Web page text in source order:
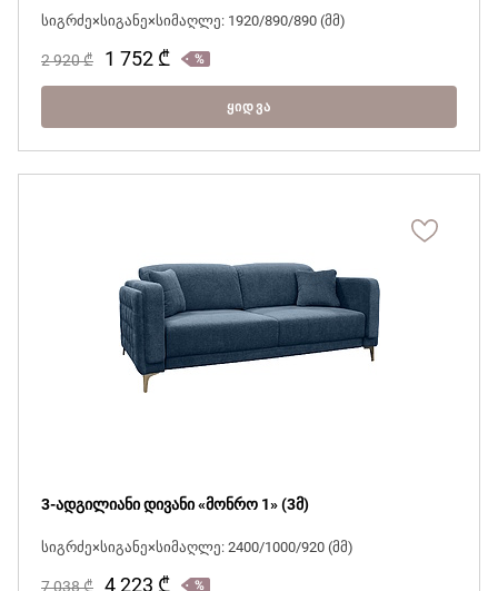
სიგრძე×სიგანე×სიმაღლე: 1920/890/890 (მმ)
2 920₾ 1 752 ₾
ᲧᲘᲓᲕᲐ
3-ადგილიანი დივანი «მონრო 1» (3მ)
სიგრძე×სიგანე×სიმაღლე: 2400/1000/920 (მმ)
7 038₾ 4 223 ₾